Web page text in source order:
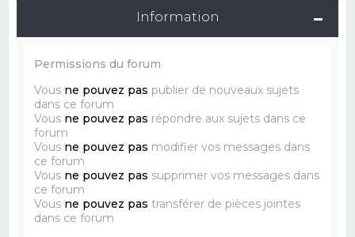
Information
Permissions du forum
Vous ne pouvez pas publier de nouveaux sujets
dans ce forum
Vous ne pouvez pas répondre aux sujets dans ce
forum
Vous ne pouvez pas modifier vos messages dans
ce forum
Vous ne pouvez pas supprimer vos messages dans
ce forum
Vous ne pouvez pas transférer de pièces jointes
dans ce forum